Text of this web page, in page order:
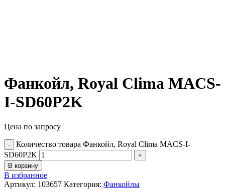
Фанкойл, Royal Clima MACS-
I-SD60P2K
Цена по запросу
Количество товара Фанкойл, Royal Clima MACS-I-
SD60P2K
В корзину
В избранное
Артикул: 103657 Категория: Фанкойлы